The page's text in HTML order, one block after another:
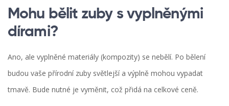
Mohu bělit zuby s vyplněnými
dírami?
Ano, ale vyplněné materiály (kompozity) se nebělí. Po bělení
budou vaše přírodní zuby světlejší a výplně mohou vypadat
tmavě. Bude nutné je vyměnit, což přidá na celkové ceně.